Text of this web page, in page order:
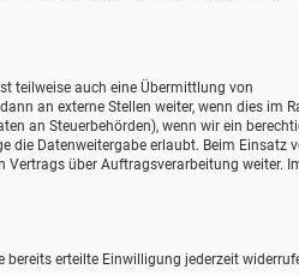
teilweise auch eine Übermittlung von
an externe Stellen weiter, wenn dies im
an Steuerbehörden), wenn wir ein
die Datenweitergabe erlaubt. Beim Einsatz
Vertrags über Auftragsverarbeitung weiter.
erteilte Einwilligung jederzeit